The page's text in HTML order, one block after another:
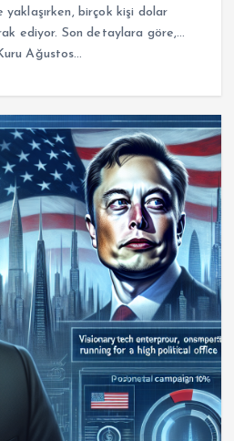
birçok kişi dolar
ediyor. Son detaylara göre,…
Ağustos…